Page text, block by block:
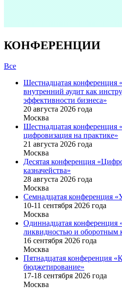
КОНФЕРЕНЦИИ
Все
Шестнадцатая конференция
внутренний аудит как
эффективности бизнеса»
20 августа 2026 года
Москва
Шестнадцатая
цифровизация на практике»
21 августа 2026 года
Москва
Десятая конференция
казначейства»
28 августа 2026 года
Москва
Семнадцатая конференция
10-11 сентября 2026 года
Москва
Одиннадцатая конференция
ликвидностью и оборотным
16 cентября 2026 года
Москва
Пятнадцатая конференция
бюджетирование»
17-18 сентября 2026 года
Москва